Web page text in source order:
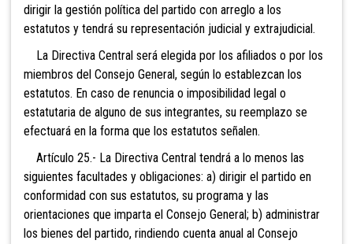
dirigir la gestión política del partido con arreglo a los
estatutos y tendrá su representación judicial y extrajudicial.
La Directiva Central será elegida por los afiliados o por los
miembros del Consejo General, según lo establezcan los
estatutos. En caso de renuncia o imposibilidad legal o
estatutaria de alguno de sus integrantes, su reemplazo se
efectuará en la forma que los estatutos señalen.
Artículo 25.- La Directiva Central tendrá a lo menos las
siguientes facultades y obligaciones: a) dirigir el partido en
conformidad con sus estatutos, su programa y las
orientaciones que imparta el Consejo General; b) administrar
los bienes del partido, rindiendo cuenta anual al Consejo